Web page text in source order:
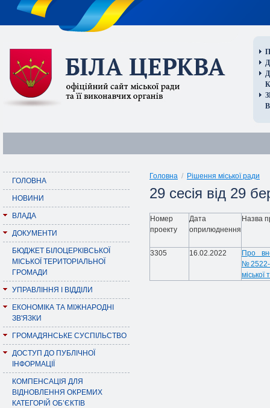
ГОЛОВНА
НОВИНИ
ВЛАДА
ДОКУМЕНТИ
БЮДЖЕТ БІЛОЦЕРКІВСЬКОЇ
МІСЬКОЇ ТЕРИТОРІАЛЬНОЇ
ГРОМАДИ
УПРАВЛІННЯ І ВІДДІЛИ
ЕКОНОМІКА ТА МІЖНАРОДНІ
ЗВ'ЯЗКИ
ГРОМАДЯНСЬКЕ СУСПІЛЬСТВО
ДОСТУП ДО ПУБЛІЧНОЇ
ІНФОРМАЦІЇ
КОМПЕНСАЦІЯ ДЛЯ
ВІДНОВЛЕННЯ ОКРЕМИХ
КАТЕГОРІЙ ОБ’ЄКТІВ
Головна / Рішення міської ради
29 сесія від 29
Номер
проекту
Дата
оприлюднення
Назва
3305 16.02.2022
Про
№2522-
міської